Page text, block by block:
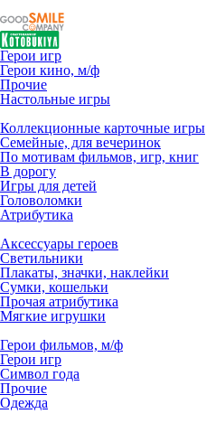
Герои игр
Герои кино, м/ф
Прочие
Настольные игры
Коллекционные карточные игры
Семейные, для вечеринок
По мотивам фильмов, игр, книг
В дорогу
Игры для детей
Головоломки
Атрибутика
Аксессуары героев
Светильники
Плакаты, значки, наклейки
Сумки, кошельки
Прочая атрибутика
Мягкие игрушки
Герои фильмов, м/ф
Герои игр
Символ года
Прочие
Одежда